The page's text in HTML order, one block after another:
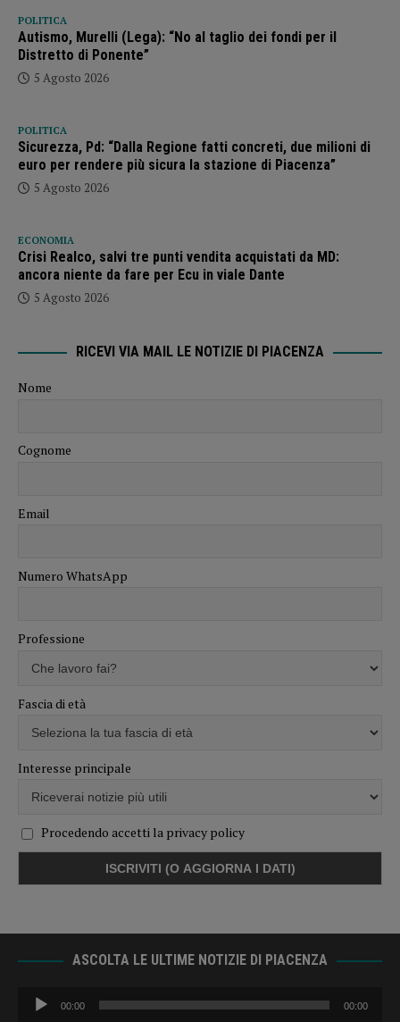
POLITICA
Autismo, Murelli (Lega): “No al taglio dei fondi per il
Distretto di Ponente”
5 Agosto 2026
POLITICA
Sicurezza, Pd: “Dalla Regione fatti concreti, due milioni di
euro per rendere più sicura la stazione di Piacenza”
5 Agosto 2026
ECONOMIA
Crisi Realco, salvi tre punti vendita acquistati da MD:
ancora niente da fare per Ecu in viale Dante
5 Agosto 2026
RICEVI VIA MAIL LE NOTIZIE DI PIACENZA
Nome
Cognome
Email
Numero WhatsApp
Professione
Fascia di età
Interesse principale
Procedendo accetti la privacy policy
ASCOLTA LE ULTIME NOTIZIE DI PIACENZA
Audio
Player
00:00 00:00